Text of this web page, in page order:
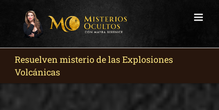
Resuelven misterio de las Explosiones
Volcánicas